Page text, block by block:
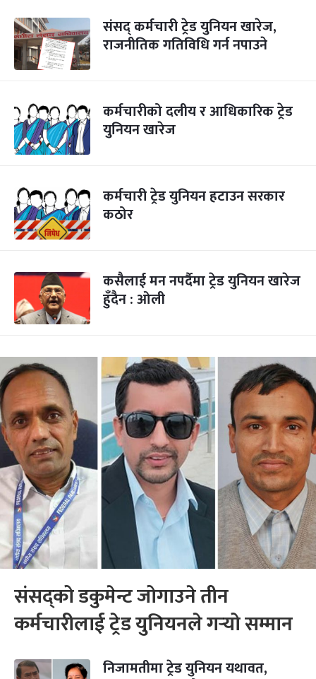
संसद् कर्मचारी ट्रेड युनियन खारेज,
राजनीतिक गतिविधि गर्न नपाउने
कर्मचारीको दलीय र आधिकारिक ट्रेड
युनियन खारेज
कर्मचारी ट्रेड युनियन हटाउन सरकार
कठोर
कसैलाई मन नपर्दैमा ट्रेड युनियन खारेज
हुँदैन : ओली
संसद्को डकुमेन्ट जोगाउने तीन
कर्मचारीलाई ट्रेड युनियनले गर्‍यो सम्मान
निजामतीमा ट्रेड युनियन यथावत,